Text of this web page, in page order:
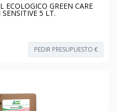
ECOLOGICO GREEN CARE
5 LT.
PEDIR PRESUPUESTO €